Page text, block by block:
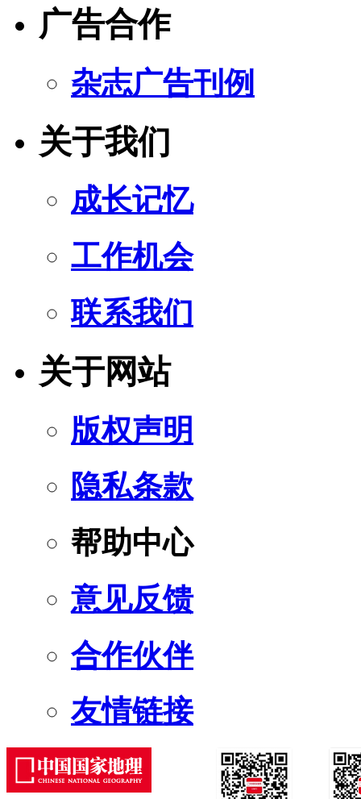
广告合作
杂志广告刊例
关于我们
成长记忆
工作机会
联系我们
关于网站
版权声明
隐私条款
帮助中心
意见反馈
合作伙伴
友情链接